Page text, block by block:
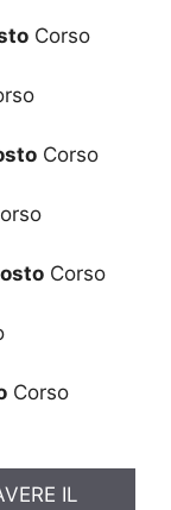
Corso
Corso
Corso
Corso
IL